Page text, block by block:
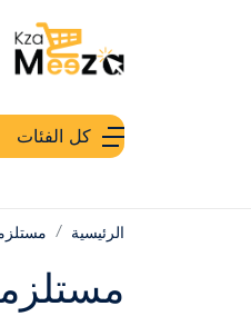
كل الفئات
الرئيسية